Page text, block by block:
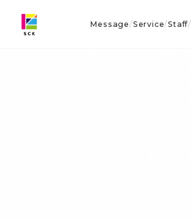
Message/Service/Staff/